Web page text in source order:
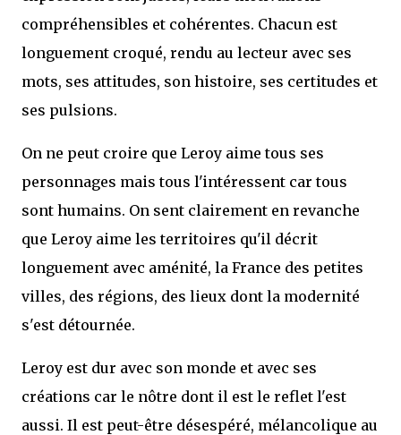
compréhensibles et cohérentes. Chacun est
longuement croqué, rendu au lecteur avec ses
mots, ses attitudes, son histoire, ses certitudes et
ses pulsions.
On ne peut croire que Leroy aime tous ses
personnages mais tous l'intéressent car tous
sont humains. On sent clairement en revanche
que Leroy aime les territoires qu'il décrit
longuement avec aménité, la France des petites
villes, des régions, des lieux dont la modernité
s'est détournée.
Leroy est dur avec son monde et avec ses
créations car le nôtre dont il est le reflet l'est
aussi. Il est peut-être désespéré, mélancolique au